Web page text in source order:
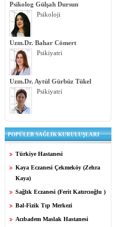
Psikolog Gülşah Dursun
Psikoloji
Uzm.Dr. Bahar Cömert
Psikiyatri
Uzm.Dr. Aytül Gürbüz Tükel
Psikiyatri
POPÜLER SAĞLIK KURULUŞLARI
Türkiye Hastanesi
Kaya Eczanesi Çekmeköy (Zehra
Kaya)
Sağlık Eczanesi (Ferit Katırcıoğlu )
Bal-Fizik Tıp Merkezi
Acıbadem Maslak Hastanesi